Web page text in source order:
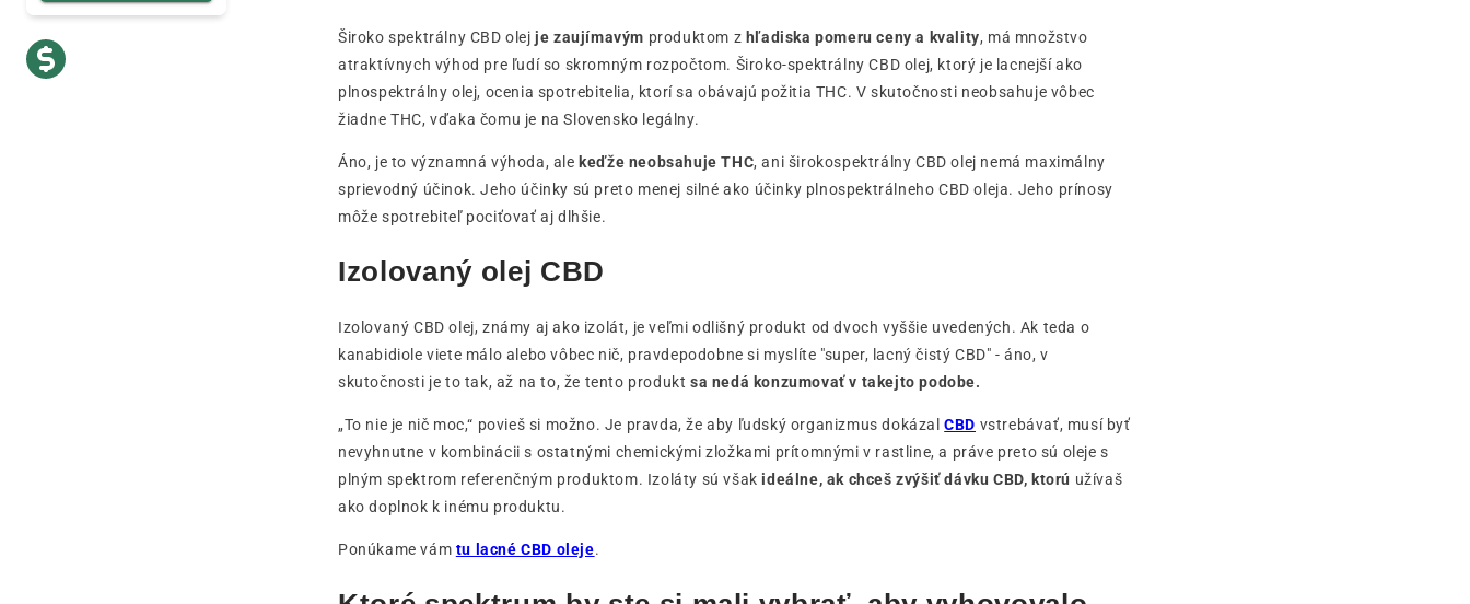
Široko spektrálny CBD olejje zaujímavým produktom z hľadiska pomeru ceny a kvality, má množstvo
atraktívnych výhod pre ľudí so skromným rozpočtom. Široko-spektrálny CBD olej, ktorý je lacnejší ako
plnospektrálny olej, ocenia spotrebitelia, ktorí sa obávajú požitia THC. V skutočnosti neobsahuje vôbec
žiadne THC, vďaka čomu je na Slovensko legálny.
Áno, je to významná výhoda, ale keďže neobsahuje THC, ani širokospektrálny CBD olej nemá maximálny
sprievodný účinok. Jeho účinky sú preto menej silné ako účinky plnospektrálneho CBD oleja. Jeho prínosy
môže spotrebiteľ pociťovať aj dlhšie.
Izolovaný olej CBD
Izolovaný CBD olej, známy aj ako izolát, je veľmi odlišný produkt od dvoch vyššie uvedených. Ak teda o
kanabidiole viete málo alebo vôbec nič, pravdepodobne si myslíte "super, lacný čistý CBD" - áno, v
skutočnosti je to tak, až na to, že tento produkt sa nedá konzumovať v takejto podobe.
„To nie je nič moc,“ povieš si možno. Je pravda, že aby ľudský organizmus dokázalCBD vstrebávať, musí byť
nevyhnutne v kombinácii s ostatnými chemickými zložkami prítomnými v rastline, a práve preto sú oleje s
plným spektrom referenčným produktom. Izoláty sú všakideálne, ak chceš zvýšiť dávku CBD, ktorú užívaš
ako doplnok k inému produktu.
Ponúkame vám tu lacné CBD oleje.